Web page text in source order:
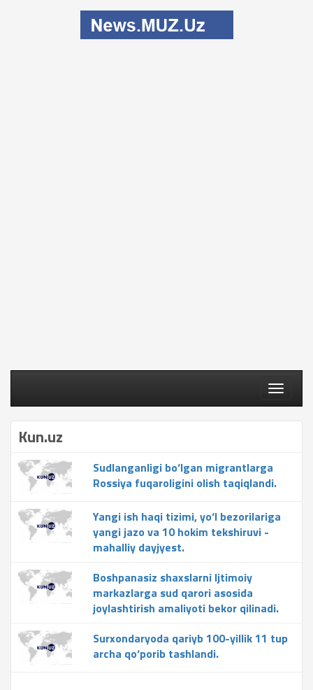
Toggle
Kun.uz
Sudlanganligi bo‘lgan migrantlarga
Rossiya fuqaroligini olish taqiqlandi.
Yangi ish haqi tizimi, yo‘l bezorilariga
yangi jazo va 10 hokim tekshiruvi -
mahalliy dayjyest.
Boshpanasiz shaxslarni Ijtimoiy
markazlarga sud qarori asosida
joylashtirish amaliyoti bekor qilinadi.
Surxondaryoda qariyb 100-yillik 11 tup
archa qo‘porib tashlandi.